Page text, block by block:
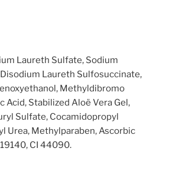
Laureth Sulfate, Sodium
Laureth Sulfosuccinate,
Methyldibromo
Acid, Stabilized Aloë Vera Gel,
Sulfate, Cocamidopropyl
Urea, Methylparaben, Ascorbic
CI 44090.